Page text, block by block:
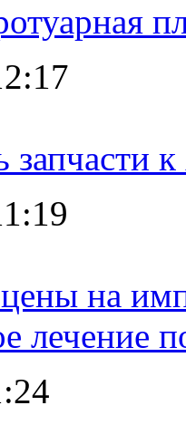
запчасти
на
лечение